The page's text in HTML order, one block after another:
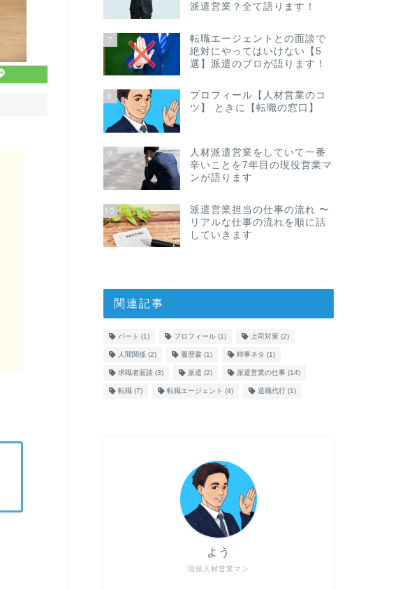
派遣営業？全て語ります！
7
転職エージェントとの面談で
絶対にやってはいけない【5
選】派遣のプロが語ります！
8
プロフィール【人材営業のコ
ツ】 ときに【転職の窓口】
9
人材派遣営業をしていて一番
辛いことを7年目の現役営業マ
ンが語ります
10
派遣営業担当の仕事の流れ 〜
リアルな仕事の流れを順に話
していきます
関連記事
パート (1) プロフィール(1) 上司対策 (2)
人間関係(2) 履歴書(1) 時事ネタ (1)
求職者面談 (3) 派遣 (2) 派遣営業の仕事(14)
転職 (7) 転職エージェント (4) 退職代行(1)
現役人材営業マン
よう